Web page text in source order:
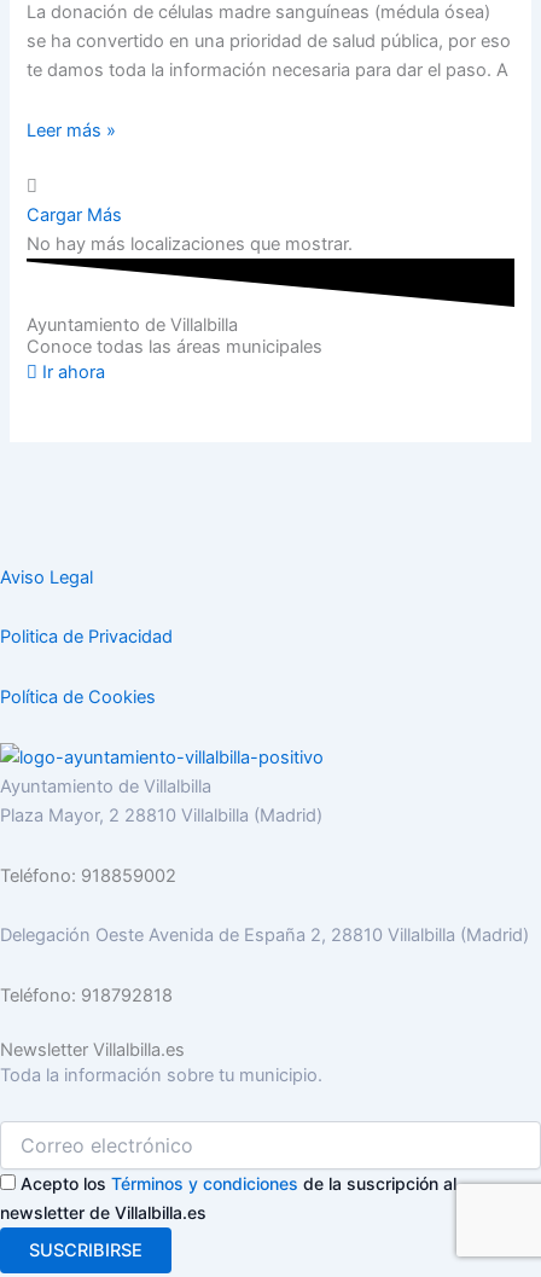
La donación de células madre sanguíneas (médula ósea)
se ha convertido en una prioridad de salud pública, por eso
te damos toda la información necesaria para dar el paso. A
Leer más »
Cargar Más
No hay más localizaciones que mostrar.
Ayuntamiento de Villalbilla
Conoce todas las áreas municipales
Ir ahora
Aviso Legal
Politica de Privacidad
Política de Cookies
Ayuntamiento de Villalbilla
Plaza Mayor, 2 28810 Villalbilla (Madrid)
Teléfono: 918859002
Delegación Oeste Avenida de España 2, 28810 Villalbilla (Madrid)
Teléfono: 918792818
Newsletter Villalbilla.es
Toda la información sobre tu municipio.
Acepto los Términos y condiciones de la suscripción al
newsletter de Villalbilla.es
SUSCRIBIRSE